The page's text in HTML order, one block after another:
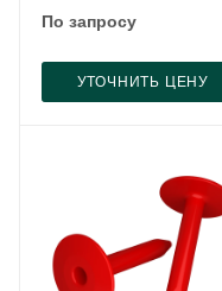
По запросу
УТОЧНИТЬ ЦЕНУ